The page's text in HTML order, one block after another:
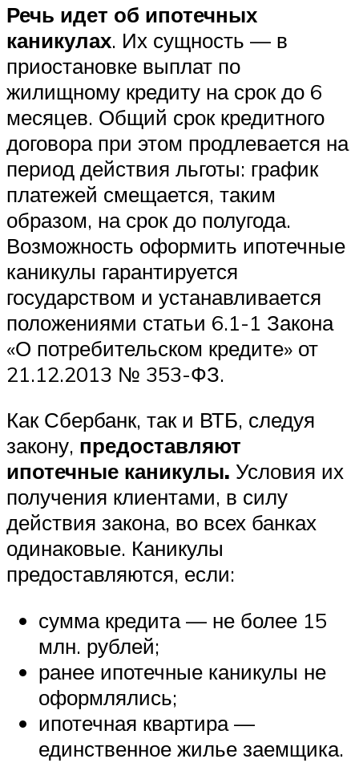
Речь идет об ипотечных
каникулах. Их сущность — в
приостановке выплат по
жилищному кредиту на срок до 6
месяцев. Общий срок кредитного
договора при этом продлевается на
период действия льготы: график
платежей смещается, таким
образом, на срок до полугода.
Возможность оформить ипотечные
каникулы гарантируется
государством и устанавливается
положениями статьи 6.1-1 Закона
«О потребительском кредите» от
21.12.2013 № 353-ФЗ.
Как Сбербанк, так и ВТБ, следуя
закону, предоставляют
ипотечные каникулы. Условия их
получения клиентами, в силу
действия закона, во всех банках
одинаковые. Каникулы
предоставляются, если:
сумма кредита — не более 15
млн. рублей;
ранее ипотечные каникулы не
оформлялись;
ипотечная квартира —
единственное жилье заемщика.